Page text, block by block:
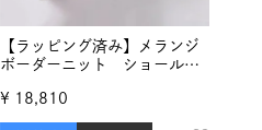
【ラッピング済み】メランジ
ボーダーニット ショールカ
セット
¥ 18,810